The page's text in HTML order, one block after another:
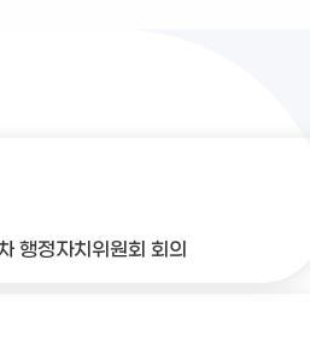
행정자치위원회 회의